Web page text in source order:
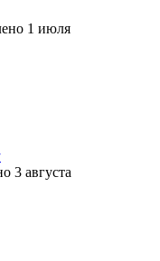
1 июля
3 августа